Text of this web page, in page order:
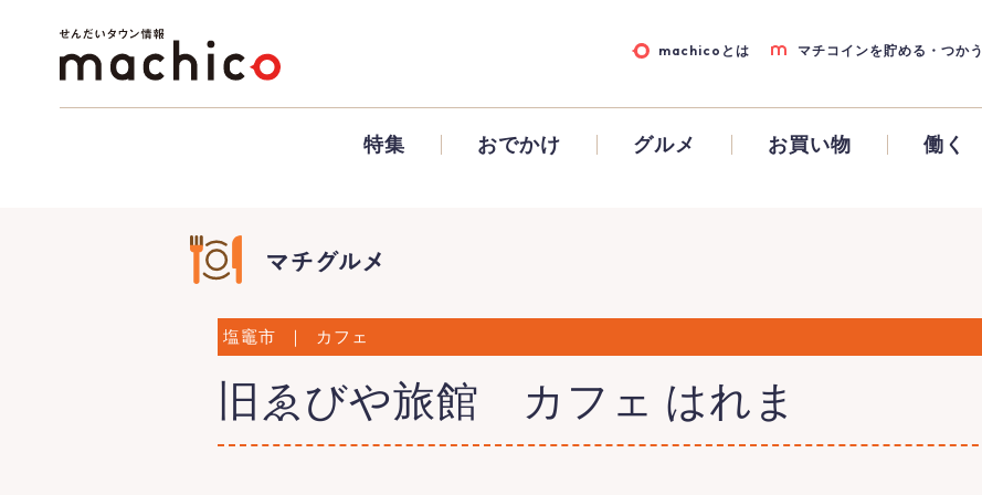
machicoとは マチコインを貯める・つかう
特集 おでかけ グルメ お買い物 働く
塩竈市 ｜ カフェ
旧ゑびや旅館 カフェ はれま